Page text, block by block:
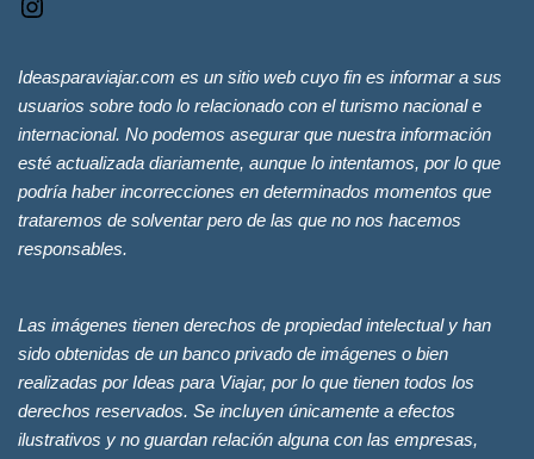
Ideasparaviajar.com es un sitio web cuyo fin es informar a sus
usuarios sobre todo lo relacionado con el turismo nacional e
internacional. No podemos asegurar que nuestra información
esté actualizada diariamente, aunque lo intentamos, por lo que
podría haber incorrecciones en determinados momentos que
trataremos de solventar pero de las que no nos hacemos
responsables.
Las imágenes tienen derechos de propiedad intelectual y han
sido obtenidas de un banco privado de imágenes o bien
realizadas por Ideas para Viajar, por lo que tienen todos los
derechos reservados. Se incluyen únicamente a efectos
ilustrativos y no guardan relación alguna con las empresas,